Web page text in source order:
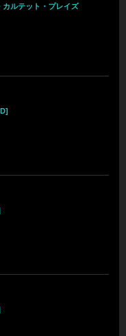
カルテット・プレイズ